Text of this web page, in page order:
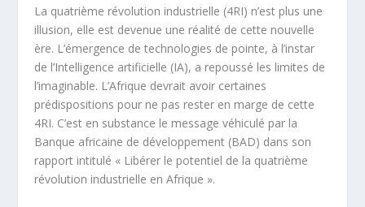
La quatrième révolution industrielle (4RI) n’est plus une
illusion, elle est devenue une réalité de cette nouvelle
ère. L’émergence de technologies de pointe, à l’instar
de l’Intelligence artificielle (IA), a repoussé les limites de
l’imaginable. L’Afrique devrait avoir certaines
prédispositions pour ne pas rester en marge de cette
4RI. C’est en substance le message véhiculé par la
Banque africaine de développement (BAD) dans son
rapport intitulé « Libérer le potentiel de la quatrième
révolution industrielle en Afrique ».